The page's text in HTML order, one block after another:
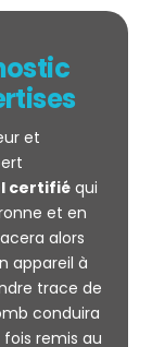
et
certifiéqui
et en
alors
appareil à
trace de
conduira
fois remis au